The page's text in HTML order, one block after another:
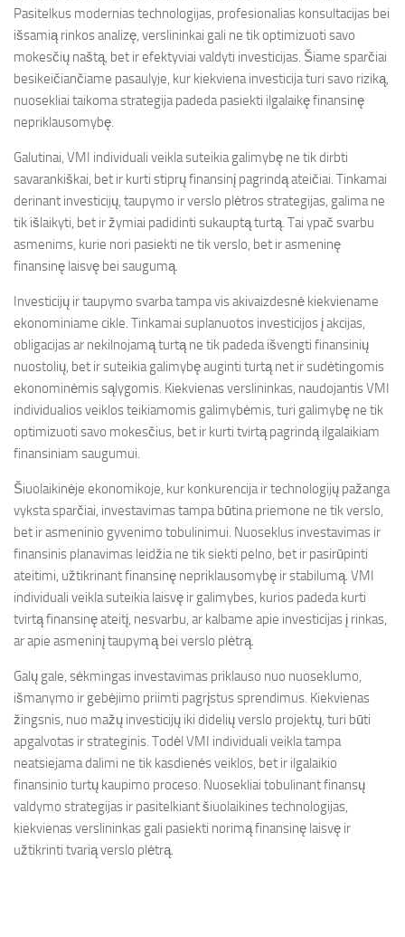
Pasitelkus modernias technologijas, profesionalias konsultacijas bei
išsamią rinkos analizę, verslininkai gali ne tik optimizuoti savo
mokesčių naštą, bet ir efektyviai valdyti investicijas. Šiame sparčiai
besikeičiančiame pasaulyje, kur kiekviena investicija turi savo riziką,
nuosekliai taikoma strategija padeda pasiekti ilgalaikę finansinę
nepriklausomybę.
Galutinai, VMI individuali veikla suteikia galimybę ne tik dirbti
savarankiškai, bet ir kurti stiprų finansinį pagrindą ateičiai. Tinkamai
derinant investicijų, taupymo ir verslo plėtros strategijas, galima ne
tik išlaikyti, bet ir žymiai padidinti sukauptą turtą. Tai ypač svarbu
asmenims, kurie nori pasiekti ne tik verslo, bet ir asmeninę
finansinę laisvę bei saugumą.
Investicijų ir taupymo svarba tampa vis akivaizdesnė kiekviename
ekonominiame cikle. Tinkamai suplanuotos investicijos į akcijas,
obligacijas ar nekilnojamą turtą ne tik padeda išvengti finansinių
nuostolių, bet ir suteikia galimybę auginti turtą net ir sudėtingomis
ekonominėmis sąlygomis. Kiekvienas verslininkas, naudojantis VMI
individualios veiklos teikiamomis galimybėmis, turi galimybę ne tik
optimizuoti savo mokesčius, bet ir kurti tvirtą pagrindą ilgalaikiam
finansiniam saugumui.
Šiuolaikinėje ekonomikoje, kur konkurencija ir technologijų pažanga
vyksta sparčiai, investavimas tampa būtina priemone ne tik verslo,
bet ir asmeninio gyvenimo tobulinimui. Nuoseklus investavimas ir
finansinis planavimas leidžia ne tik siekti pelno, bet ir pasirūpinti
ateitimi, užtikrinant finansinę nepriklausomybę ir stabilumą. VMI
individuali veikla suteikia laisvę ir galimybes, kurios padeda kurti
tvirtą finansinę ateitį, nesvarbu, ar kalbame apie investicijas į rinkas,
ar apie asmeninį taupymą bei verslo plėtrą.
Galų gale, sėkmingas investavimas priklauso nuo nuoseklumo,
išmanymo ir gebėjimo priimti pagrįstus sprendimus. Kiekvienas
žingsnis, nuo mažų investicijų iki didelių verslo projektų, turi būti
apgalvotas ir strateginis. Todėl VMI individuali veikla tampa
neatsiejama dalimi ne tik kasdienės veiklos, bet ir ilgalaikio
finansinio turtų kaupimo proceso. Nuosekliai tobulinant finansų
valdymo strategijas ir pasitelkiant šiuolaikines technologijas,
kiekvienas verslininkas gali pasiekti norimą finansinę laisvę ir
užtikrinti tvarią verslo plėtrą.